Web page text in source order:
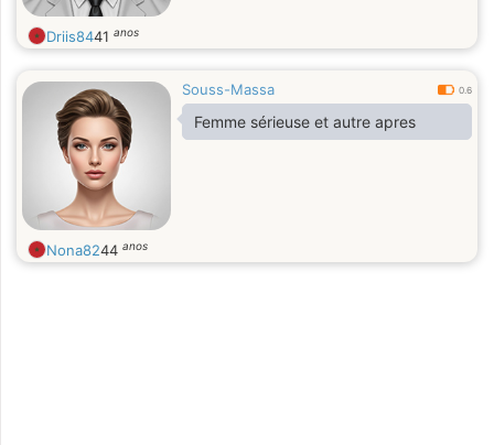
Driis8441 anos
Souss-Massa 0.6
Femme sérieuse et autre apres
Nona8244 anos